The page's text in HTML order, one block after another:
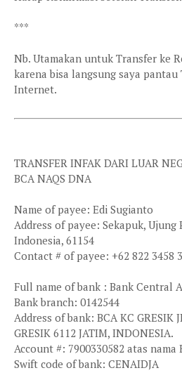
***
Nb. Utamakan untuk Transfer ke
karena bisa langsung saya pantau
Internet.
TRANSFER INFAK DARI LUAR
BCA NAQS DNA
Name of payee: Edi Sugianto
Address of payee: Sekapuk, Ujung
Indonesia, 61154
Contact # of payee: +62 822 3458
Full name of bank : Bank Central
Bank branch: 0142544
Address of bank: BCA KC GRESIK
GRESIK 6112 JATIM, INDONESIA.
Account #: 7900330582 atas nama
Swift code of bank: CENAIDJA